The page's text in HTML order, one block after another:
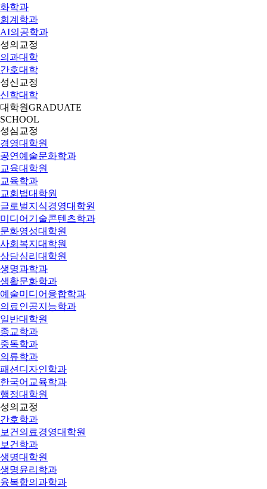
화학과
회계학과
AI의공학과
성의교정
의과대학
간호대학
성신교정
신학대학
대학원GRADUATE
SCHOOL
성심교정
경영대학원
공연예술문화학과
교육대학원
교육학과
교회법대학원
글로벌지식경영대학원
미디어기술콘텐츠학과
문화영성대학원
사회복지대학원
상담심리대학원
생명과학과
생활문화학과
예술미디어융합학과
의료인공지능학과
일반대학원
종교학과
중독학과
의류학과
패션디자인학과
한국어교육학과
행정대학원
성의교정
간호학과
보건의료경영대학원
보건학과
생명대학원
생명윤리학과
융복합의과학과